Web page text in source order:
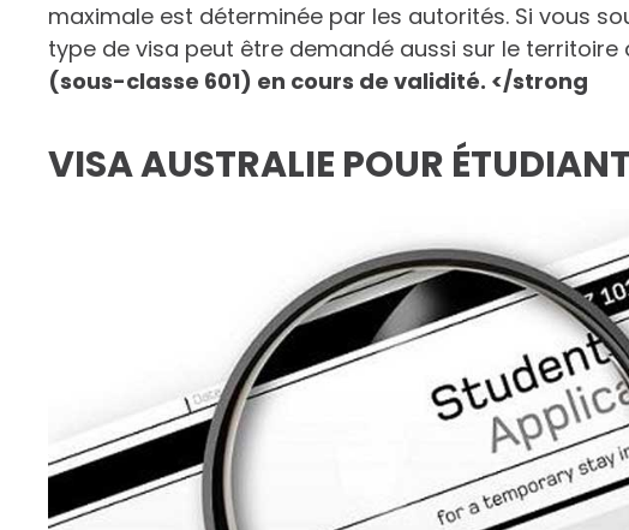
maximale est déterminée par les autorités. Si vous
type de visa peut être demandé aussi sur le territoire
(sous-classe 601) en cours de validité. </strong
VISA AUSTRALIE POUR